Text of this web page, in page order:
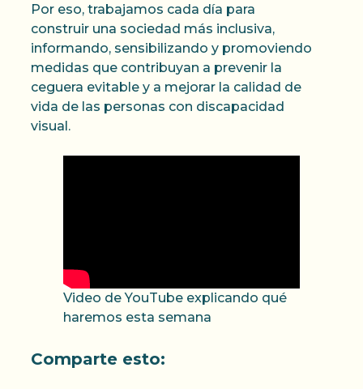
Por eso, trabajamos cada día para
construir una sociedad más inclusiva,
informando, sensibilizando y promoviendo
medidas que contribuyan a prevenir la
ceguera evitable y a mejorar la calidad de
vida de las personas con discapacidad
visual.
Video de YouTube explicando qué
haremos esta semana
Comparte esto: